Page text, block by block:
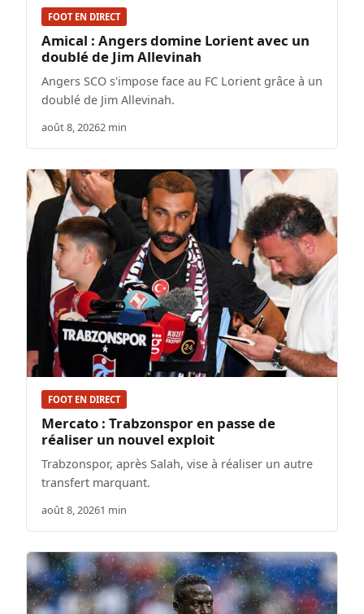
FOOT EN DIRECT
Amical : Angers domine Lorient avec un
doublé de Jim Allevinah
Angers SCO s'impose face au FC Lorient grâce à un
doublé de Jim Allevinah.
août 8, 20262 min
FOOT EN DIRECT
Mercato : Trabzonspor en passe de
réaliser un nouvel exploit
Trabzonspor, après Salah, vise à réaliser un autre
transfert marquant.
août 8, 20261 min